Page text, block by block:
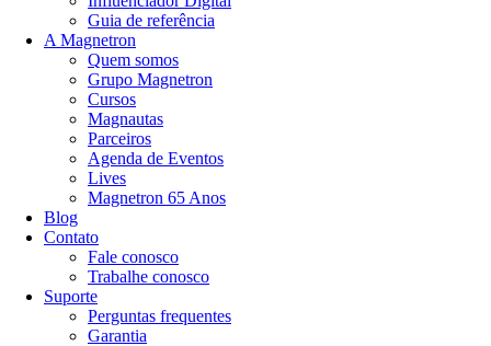
Guia de referência
A Magnetron
Quem somos
Grupo Magnetron
Cursos
Magnautas
Parceiros
Agenda de Eventos
Lives
Magnetron 65 Anos
Blog
Contato
Fale conosco
Trabalhe conosco
Suporte
Perguntas frequentes
Garantia